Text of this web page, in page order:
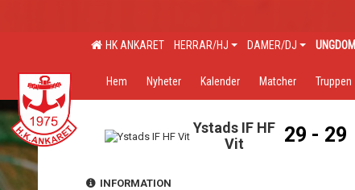
HK ANKARET HERRAR/HJ DAMER/DJ UNGDOM
Hem Nyheter Kalender Matcher Truppen
Ystads IF HF
Vit
29 - 29
INFORMATION